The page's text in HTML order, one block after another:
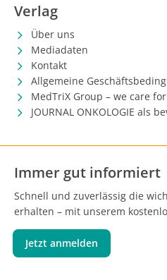
Verlag
Über uns
Mediadaten
Kontakt
Allgemeine
MedTriX Group – we care
JOURNAL ONKOLOGIE als
Immer gut informiert
Schnell und zuverlässig die
erhalten – mit unserem
Jetzt anmelden